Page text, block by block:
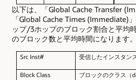
以下は、「Global Cache Transfer
「Global Cache Times (Immediate)
ップ/3ホップのブロック割合と平均
のブロック数と平均時間になります。
Src Inst# 受信したインスタン
Block Class
ブロックのクラス（